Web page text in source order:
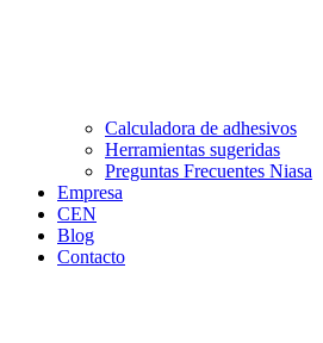
Calculadora de adhesivos
Herramientas sugeridas
Preguntas Frecuentes Niasa
Empresa
CEN
Blog
Contacto